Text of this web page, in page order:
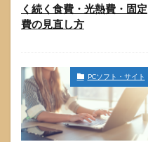
く続く食費・光熱費・固定
費の見直し方
PCソフト・サイト